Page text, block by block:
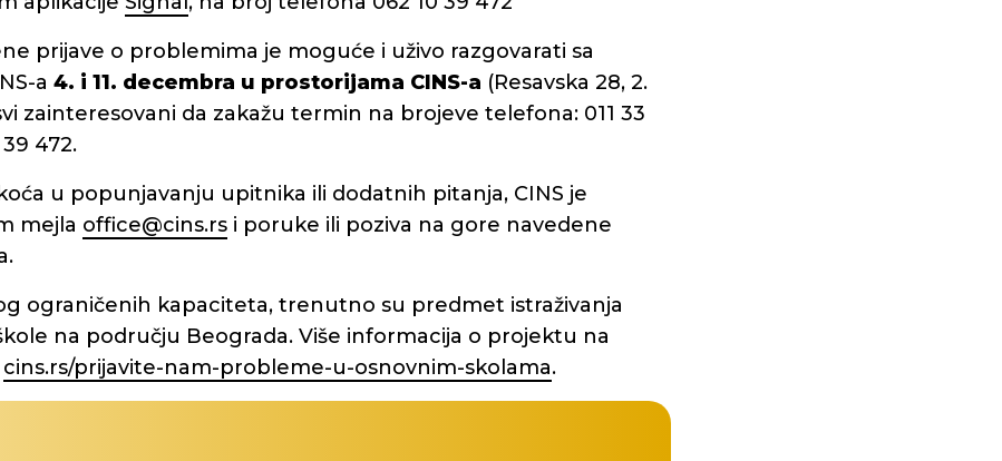
prijave o problemima je moguće i uživo razgovarati sa
a 4. i 11. decembra u prostorijama CINS-a (Resavska 28, 2.
zainteresovani da zakažu termin na brojeve telefona: 011 33
472.
u popunjavanju upitnika ili dodatnih pitanja, CINS je
mejla office@cins.rs i poruke ili poziva na gore navedene
ograničenih kapaciteta, trenutno su predmet istraživanja
na području Beograda. Više informacija o projektu na
cins.rs/prijavite-nam-probleme-u-osnovnim-skolama.